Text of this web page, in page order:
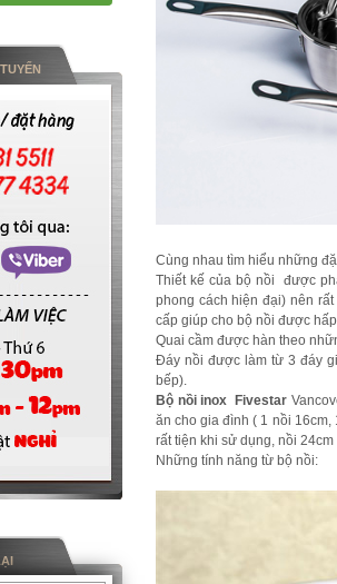
Cùng nhau tìm hiểu những
Thiết kế của bộ nồi được
phong cách hiện đại) nên
cấp giúp cho bộ nồi được
Quai cầm được hàn theo
Đáy nồi được làm từ 3 đáy
bếp).
Bộ nồi inox Fivestar
ăn cho gia đình ( 1 nồi
rất tiện khi sử dụng, nồi
Những tính năng từ bộ nồi: